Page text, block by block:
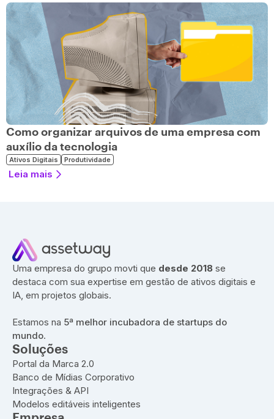
Como organizar arquivos de uma empresa com
auxílio da tecnologia
Ativos Digitais Produtividade
Leia mais
Uma empresa do grupo movti que desde 2018 se
destaca com sua expertise em gestão de ativos digitais e
IA, em projetos globais.
Estamos na 5ª melhor incubadora de startups do
mundo.
Soluções
Portal da Marca 2.0
Banco de Mídias Corporativo
Integrações & API
Modelos editáveis inteligentes